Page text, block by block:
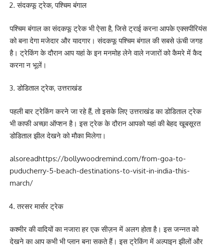
संदकफू ट्रेक, पश्चिम बंगाल
पश्चिम बंगाल का संदकफू ट्रेक भी ऐसा है, जिसे ट्राई करना आपके एक्सपीरियंस
को बना देगा मजेदार और यादगार। संदकफू पश्चिम बंगाल की सबसे ऊंची जगह
है। ट्रेकिंग के दौरान आप यहां के इन मनमोह लेने वाले नजारों को कैमरे में कैद
करना न भूलें।
डोडिताल ट्रेक, उत्तराखंड
पहली बार ट्रेकिंग करने जा रहे हैं, तो इसके लिए उत्तराखंड का डोडिताल ट्रेक
भी काफी अच्छा ऑप्शन है। इस ट्रेक के दौरान आपको यहां की बेहद खूबसूरत
डोडिताल झील देखने को मौका मिलेगा।
alsoreadhttps://bollywoodremind.com/from-goa-to-
puducherry-5-beach-destinations-to-visit-in-india-this-
march/
तरसर मार्सर ट्रेक
कश्मीर की वादियों का नजारा हर एक सीज़न में अलग होता है। इस जन्नत को
देखने का आप कभी भी प्लान बना सकते हैं। इस ट्रेकिंग में अल्पाइन झीलों और